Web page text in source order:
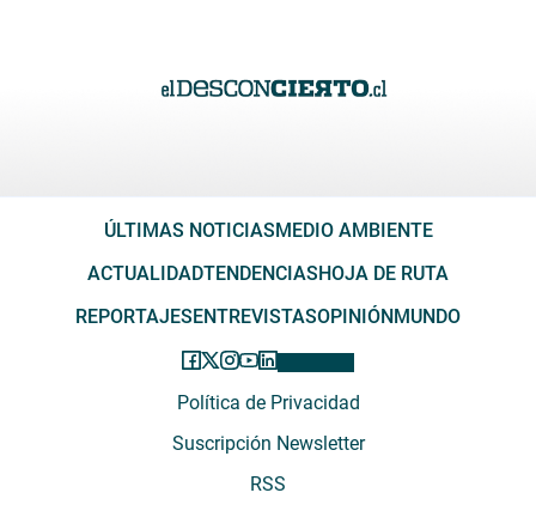
ÚLTIMAS NOTICIASMEDIO AMBIENTE
ACTUALIDADTENDENCIASHOJA DE RUTA
REPORTAJESENTREVISTASOPINIÓNMUNDO
Política de Privacidad
Suscripción Newsletter
RSS